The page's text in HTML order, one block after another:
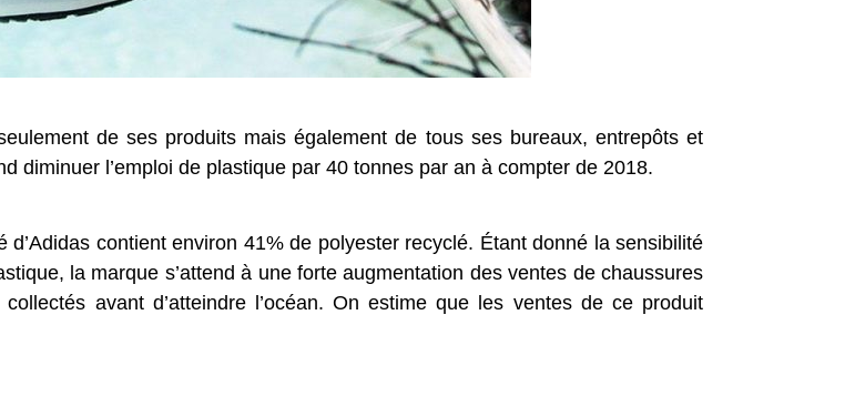
de ses produits mais également de tous ses bureaux, entrepôts et
diminuer l’emploi de plastique par 40 tonnes par an à compter de 2018.
contient environ 41% de polyester recyclé. Étant donné la sensibilité
la marque s’attend à une forte augmentation des ventes de chaussures
avant d’atteindre l’océan. On estime que les ventes de ce produit